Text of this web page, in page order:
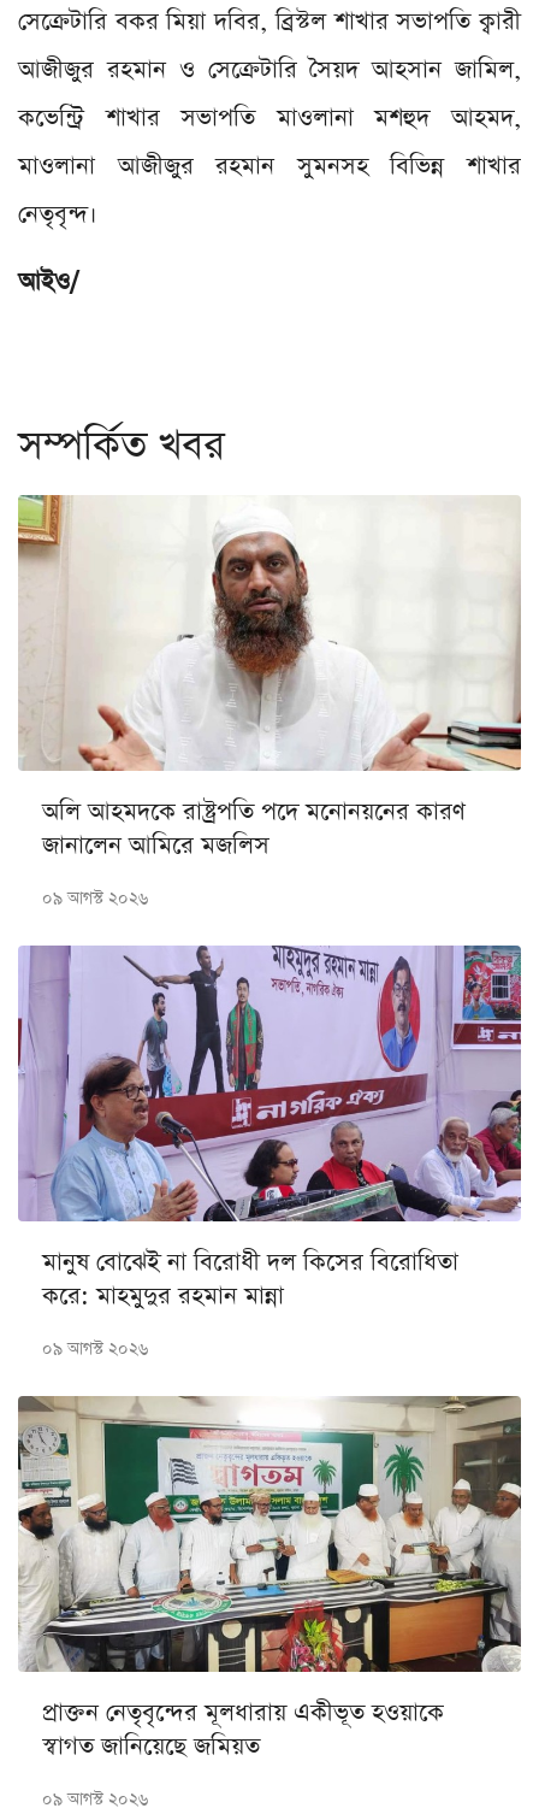
সেক্রেটারি বকর মিয়া দবির, ব্রিস্টল শাখার সভাপতি ক্বারী
আজীজুর রহমান ও সেক্রেটারি সৈয়দ আহসান জামিল,
কভেন্ট্রি শাখার সভাপতি মাওলানা মশহুদ আহমদ,
মাওলানা আজীজুর রহমান সুমনসহ বিভিন্ন শাখার
নেতৃবৃন্দ।
আইও/
সম্পর্কিত খবর
অলি আহমদকে রাষ্ট্রপতি পদে মনোনয়নের কারণ
জানালেন আমিরে মজলিস
০৯ আগস্ট ২০২৬
মানুষ বোঝেই না বিরোধী দল কিসের বিরোধিতা
করে: মাহমুদুর রহমান মান্না
০৯ আগস্ট ২০২৬
প্রাক্তন নেতৃবৃন্দের মূলধারায় একীভূত হওয়াকে
স্বাগত জানিয়েছে জমিয়ত
০৯ আগস্ট ২০২৬